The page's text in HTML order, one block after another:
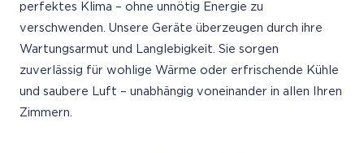
perfektes Klima – ohne unnötig Energie zu
verschwenden. Unsere Geräte überzeugen durch ihre
Wartungsarmut und Langlebigkeit. Sie sorgen
zuverlässig für wohlige Wärme oder erfrischende Kühle
und saubere Luft – unabhängig voneinander in allen Ihren
Zimmern.